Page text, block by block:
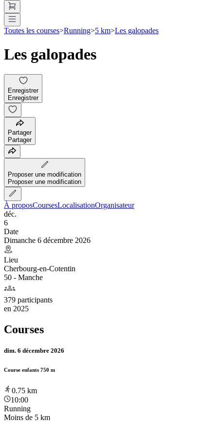
Toutes les courses>Running>5 km>Les galopades
Les galopades
Enregistrer
Enregistrer
Partager
Partager
Proposer une modification
Proposer une modification
À proposCoursesLocalisationOrganisateur
déc.
6
Date
Dimanche 6 décembre 2026
Lieu
Cherbourg-en-Cotentin
50 - Manche
379 participants
en 2025
Courses
dim. 6 décembre 2026
Course enfants 750 m
0.75 km
10:00
Running
Moins de 5 km